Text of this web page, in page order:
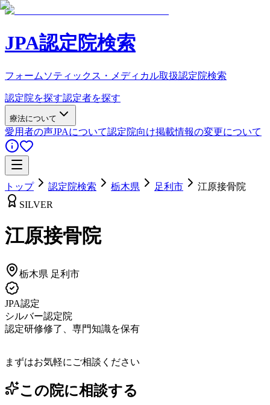
JPA認定院検索
フォームソティックス・メディカル取扱認定院検索
認定院を探す認定者を探す
療法について
愛用者の声JPAについて認定院向け掲載情報の変更について
トップ 認定院検索 栃木県 足利市
江原接骨院
SILVER
江原接骨院
栃木県 足利市
JPA認定
シルバー認定院
認定研修修了、専門知識を保有
まずはお気軽にご相談ください
この院に相談する